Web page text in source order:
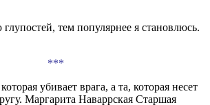
тем популярнее я становлюсь.
***
убивает врага, а та, которая несет
Маргарита Наваррская Старшая